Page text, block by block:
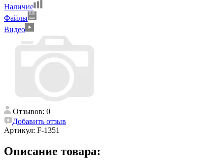
Наличие
Файлы
Видео
Отзывов: 0
Добавить отзыв
Артикул: F-1351
Описание товара: